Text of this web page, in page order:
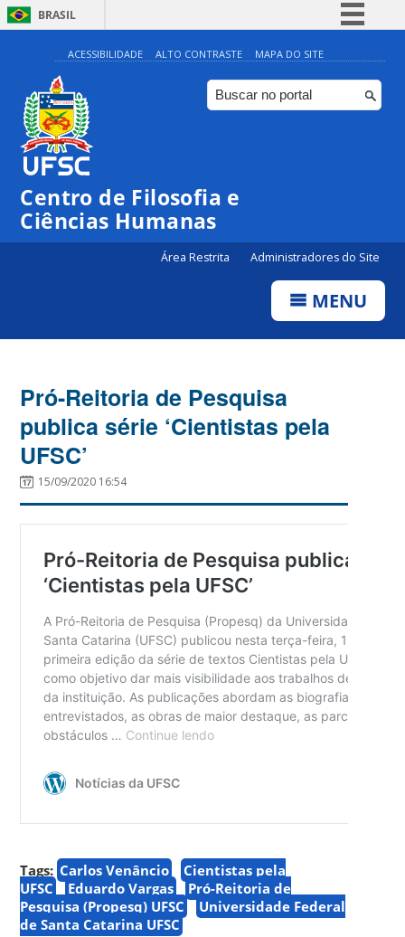
BRASIL
Simplifique!
Comunica BR
Participe
ACESSIBILIDADE ALTO CONTRASTE MAPA DO SITE
Centro de Filosofia e
Ciências Humanas
Área Restrita Administradores do Site
MENU
Pró-Reitoria de Pesquisa
publica série ‘Cientistas pela
UFSC’
15/09/2020 16:54
Tags: Carlos Venâncio
Cientistas pela
UFSC
Eduardo Vargas
Pró-Reitoria de
Pesquisa (Propesq) UFSC
Universidade Federal
de Santa Catarina UFSC